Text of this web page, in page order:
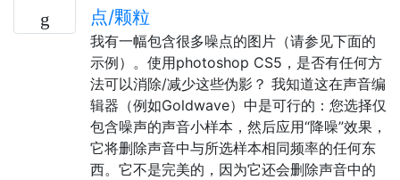
点/颗粒
我有一幅包含很多噪点的图片（请参见下面的
示例）。使用photoshop CS5，是否有任何方
法可以消除/减少这些伪影？ 我知道这在声音编
辑器（例如Goldwave）中是可行的：您选择仅
包含噪声的声音小样本，然后应用“降噪”效果，
它将删除声音中与所选样本相同频率的任何东
西。它不是完美的，因为它还会删除声音中的